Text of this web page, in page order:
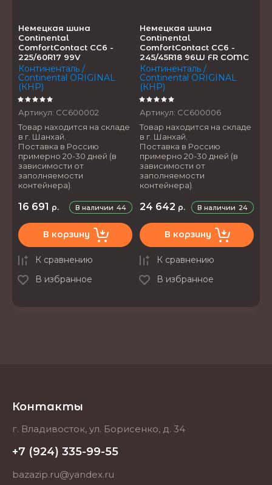
Немецкая шина
Continental
ComfortContact CC6 -
225/60R17 99V
Континенталь /
Continental ORIGINAL
(КНР)
Артикул: CC600002
Товар находится на складе
в г. Шанхай.
Поставка в Россию
примерно 20-30 дней (в
зависимости от
заполняемости
контейнера).
В наличии 44
16 691 р.
В корзину
К сравнению
В избранное
Немецкая шина
Continental
ComfortContact CC6 -
245/45R18 96W FR COMC
Континенталь /
Continental ORIGINAL
(КНР)
Артикул: CC600006
Товар находится на складе
в г. Шанхай.
Поставка в Россию
примерно 20-30 дней (в
зависимости от
заполняемости
контейнера).
В наличии 24
24 642 р.
В корзину
К сравнению
В избранное
Контакты
г. Владивосток, ул. Борисенко, д. 34
+7 (924) 335-99-55
bazazip.ru@yandex.ru